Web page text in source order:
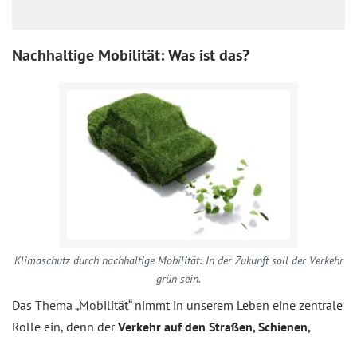
Nachhaltige Mobilität: Was ist das?
Klimaschutz durch nachhaltige Mobilität: In der Zukunft soll der Verkehr
grün sein.
Das Thema „Mobilität“ nimmt in unserem Leben eine zentrale
Rolle ein, denn derVerkehr auf den Straßen, Schienen,